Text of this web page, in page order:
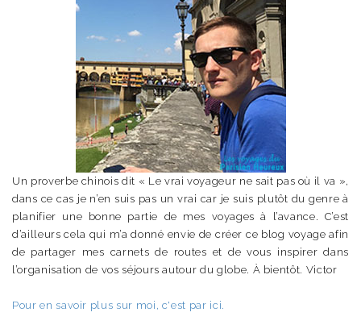
Un proverbe chinois dit « Le vrai voyageur ne sait pas où il va »,
dans ce cas je n’en suis pas un vrai car je suis plutôt du genre à
planifier une bonne partie de mes voyages à l’avance. C’est
d’ailleurs cela qui m’a donné envie de créer ce blog voyage afin
de partager mes carnets de routes et de vous inspirer dans
l’organisation de vos séjours autour du globe. À bientôt. Victor
Pour en savoir plus sur moi, c'est par ici.